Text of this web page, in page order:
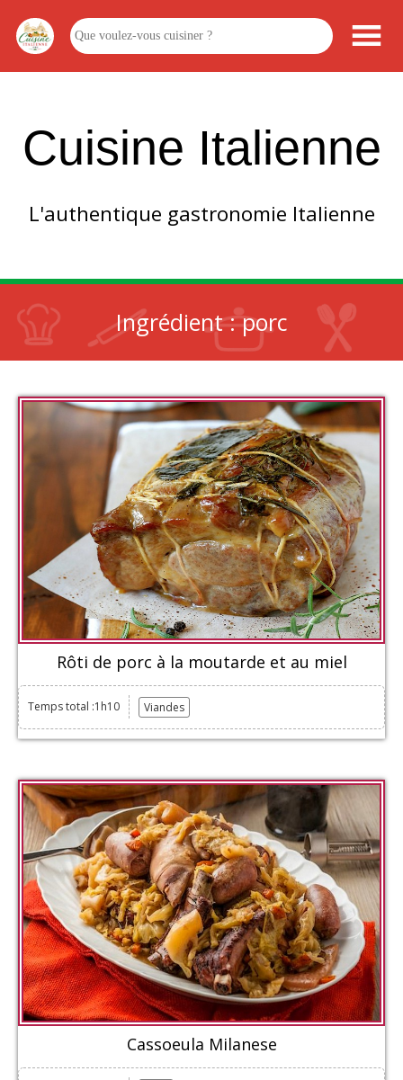
Cuisine Italienne
L'authentique gastronomie Italienne
Ingrédient :porc
Rôti de porc à la moutarde et au miel
Temps total :1h10 Viandes
Cassoeula Milanese